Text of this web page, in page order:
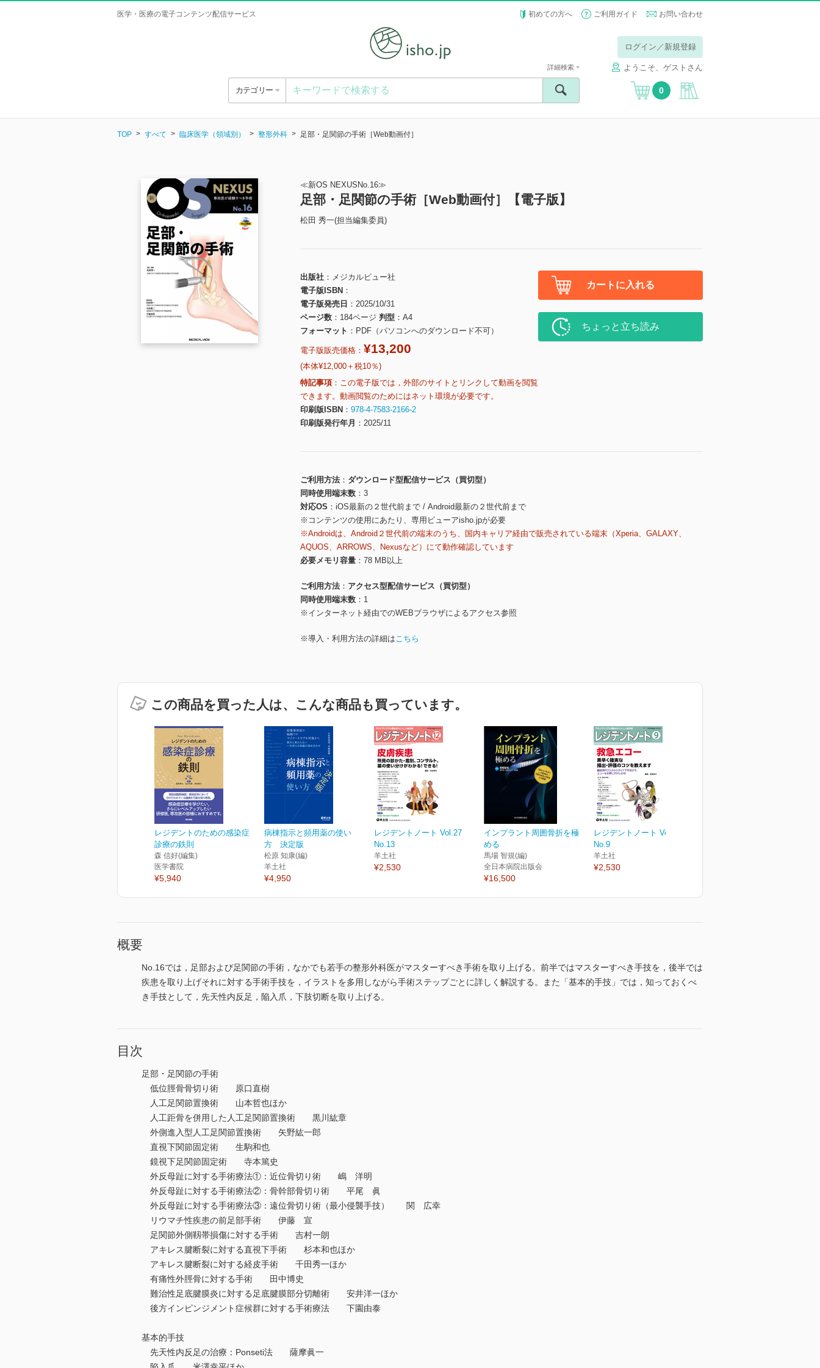
医学・医療の電子コンテンツ配信サービス 初めての方へ ご利用ガイド お問い合わせ
ログイン／新規登録
ようこそ、ゲストさん
カテゴリー
詳細検索
0
TOP すべて 臨床医学（領域別） 整形外科 足部・足関節の手術［Web動画付］
≪新OS NEXUSNo.16≫
足部・足関節の手術［Web動画付］【電子版】
松田 秀一(担当編集委員)
出版社
メジカルビュー社
電子版ISBN
電子版発売日
2025/10/31
ページ数
184ページ 判型
A4
フォーマット
PDF（パソコンへのダウンロード不可）
電子版販売価格： ¥13,200
(本体¥12,000＋税10％)
特記事項
この電子版では，外部のサイトとリンクして動画を閲覧
できます。動画閲覧のためにはネット環境が必要です。
印刷版ISBN
978-4-7583-2166-2
印刷版発行年月
2025/11
カートに入れる
ちょっと立ち読み
ご利用方法
ダウンロード型配信サービス（買切型）
同時使用端末数
3
対応OS
iOS最新の２世代前まで / Android最新の２世代前まで
※コンテンツの使用にあたり、専用ビューアisho.jpが必要
※Androidは、Android２世代前の端末のうち、国内キャリア経由で販売されている端末（Xperia、GALAXY、
AQUOS、ARROWS、Nexusなど）にて動作確認しています
必要メモリ容量
78 MB以上
ご利用方法
アクセス型配信サービス（買切型）
同時使用端末数
1
※インターネット経由でのWEBブラウザによるアクセス参照
※導入・利用方法の詳細はこちら
この商品を買った人は、こんな商品も買っています。
レジデントのための感染症
診療の鉄則
森 信好(編集)
医学書院
¥5,940
病棟指示と頻用薬の使い
方 決定版
松原 知康(編)
羊土社
¥4,950
レジデントノート Vol.27
No.13
羊土社
¥2,530
インプラント周囲骨折を極
める
馬場 智規(編)
全日本病院出版会
¥16,500
レジデントノート Vol.27
No.9
羊土社
¥2,530
概要
No.16では，足部および足関節の手術，なかでも若手の整形外科医がマスターすべき手術を取り上げる。前半ではマスターすべき手技を，後半では
疾患を取り上げそれに対する手術手技を，イラストを多用しながら手術ステップごとに詳しく解説する。また「基本的手技」では，知っておくべ
き手技として，先天性内反足，陥入爪，下肢切断を取り上げる。
目次
足部・足関節の手術
低位脛骨骨切り術 原口直樹
人工足関節置換術 山本哲也ほか
人工距骨を併用した人工足関節置換術 黒川紘章
外側進入型人工足関節置換術 矢野紘一郎
直視下関節固定術 生駒和也
鏡視下足関節固定術 寺本篤史
外反母趾に対する手術療法①：近位骨切り術 嶋 洋明
外反母趾に対する手術療法②：骨幹部骨切り術 平尾 眞
外反母趾に対する手術療法③：遠位骨切り術（最小侵襲手技） 関 広幸
リウマチ性疾患の前足部手術 伊藤 宣
足関節外側靱帯損傷に対する手術 吉村一朗
アキレス腱断裂に対する直視下手術 杉本和也ほか
アキレス腱断裂に対する経皮手術 千田秀一ほか
有痛性外脛骨に対する手術 田中博史
難治性足底腱膜炎に対する足底腱膜部分切離術 安井洋一ほか
後方インピンジメント症候群に対する手術療法 下園由泰
基本的手技
先天性内反足の治療：Ponseti法 薩摩眞一